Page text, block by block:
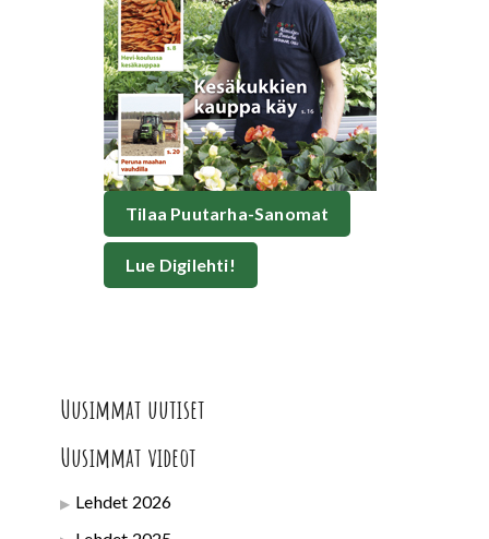
Tilaa Puutarha-Sanomat
Lue Digilehti!
Uusimmat uutiset
Uusimmat videot
Lehdet 2026